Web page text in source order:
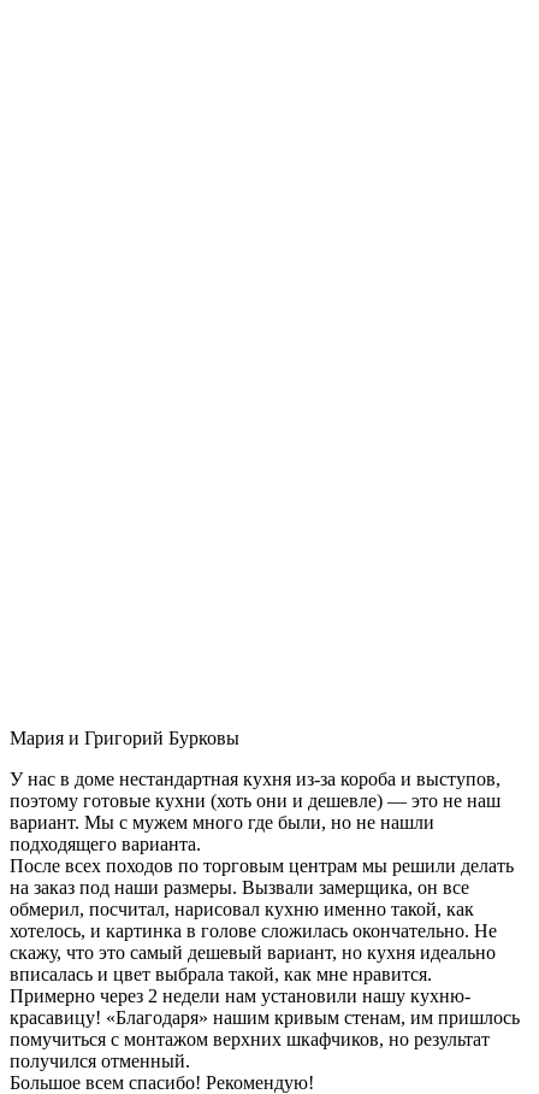
Мария и Григорий Бурковы
У нас в доме нестандартная кухня из-за короба и выступов,
поэтому готовые кухни (хоть они и дешевле) — это не наш
вариант. Мы с мужем много где были, но не нашли
подходящего варианта.
После всех походов по торговым центрам мы решили делать
на заказ под наши размеры. Вызвали замерщика, он все
обмерил, посчитал, нарисовал кухню именно такой, как
хотелось, и картинка в голове сложилась окончательно. Не
скажу, что это самый дешевый вариант, но кухня идеально
вписалась и цвет выбрала такой, как мне нравится.
Примерно через 2 недели нам установили нашу кухню-
красавицу! «Благодаря» нашим кривым стенам, им пришлось
помучиться с монтажом верхних шкафчиков, но результат
получился отменный.
Большое всем спасибо! Рекомендую!